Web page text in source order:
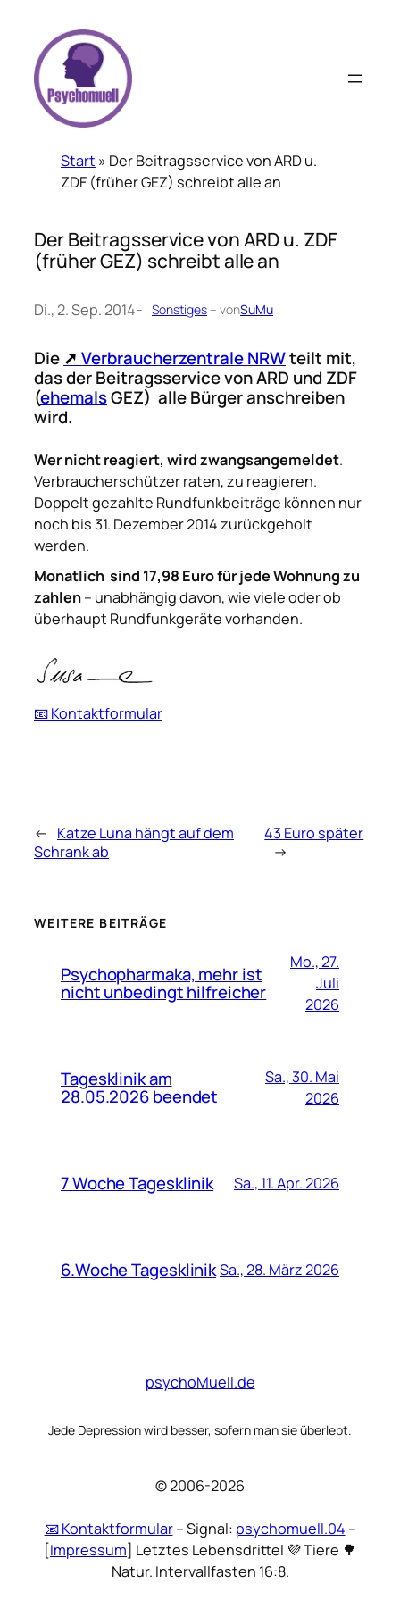
springen
Start » Der Beitragsservice von ARD u.
ZDF (früher GEZ) schreibt alle an
Der Beitragsservice von ARD u. ZDF
(früher GEZ) schreibt alle an
Di., 2. Sep. 2014– Sonstiges – vonSuMu
Die Verbraucherzentrale NRWteilt mit,
das der Beitragsservice von ARD und ZDF
(ehemalsGEZ) alle Bürger anschreiben
wird.
Wer nicht reagiert, wird zwangsangemeldet.
Verbraucherschützer raten, zu reagieren.
Doppelt gezahlte Rundfunkbeiträge können nur
noch bis 31. Dezember 2014 zurückgeholt
werden.
Monatlich sind 17,98 Euro für jede Wohnung zu
zahlen– unabhängig davon, wie viele oder ob
überhaupt Rundfunkgeräte vorhanden.
📧 Kontaktformular
← Katze Luna hängt auf dem
Schrank ab
43 Euro später
→
WEITERE BEITRÄGE
Psychopharmaka, mehr ist
nicht unbedingt hilfreicher
Mo., 27.
Juli
2026
Tagesklinik am
28.05.2026 beendet
Sa., 30. Mai
2026
7 Woche Tagesklinik Sa., 11. Apr. 2026
6.Woche TagesklinikSa., 28. März 2026
psychoMuell.de
Jede Depression wird besser, sofern man sie überlebt.
© 2006-2026
📧 Kontaktformular– Signal: psychomuell.04 –
[Impressum] Letztes Lebensdrittel 💜 Tiere 🌳
Natur. Intervallfasten 16:8.